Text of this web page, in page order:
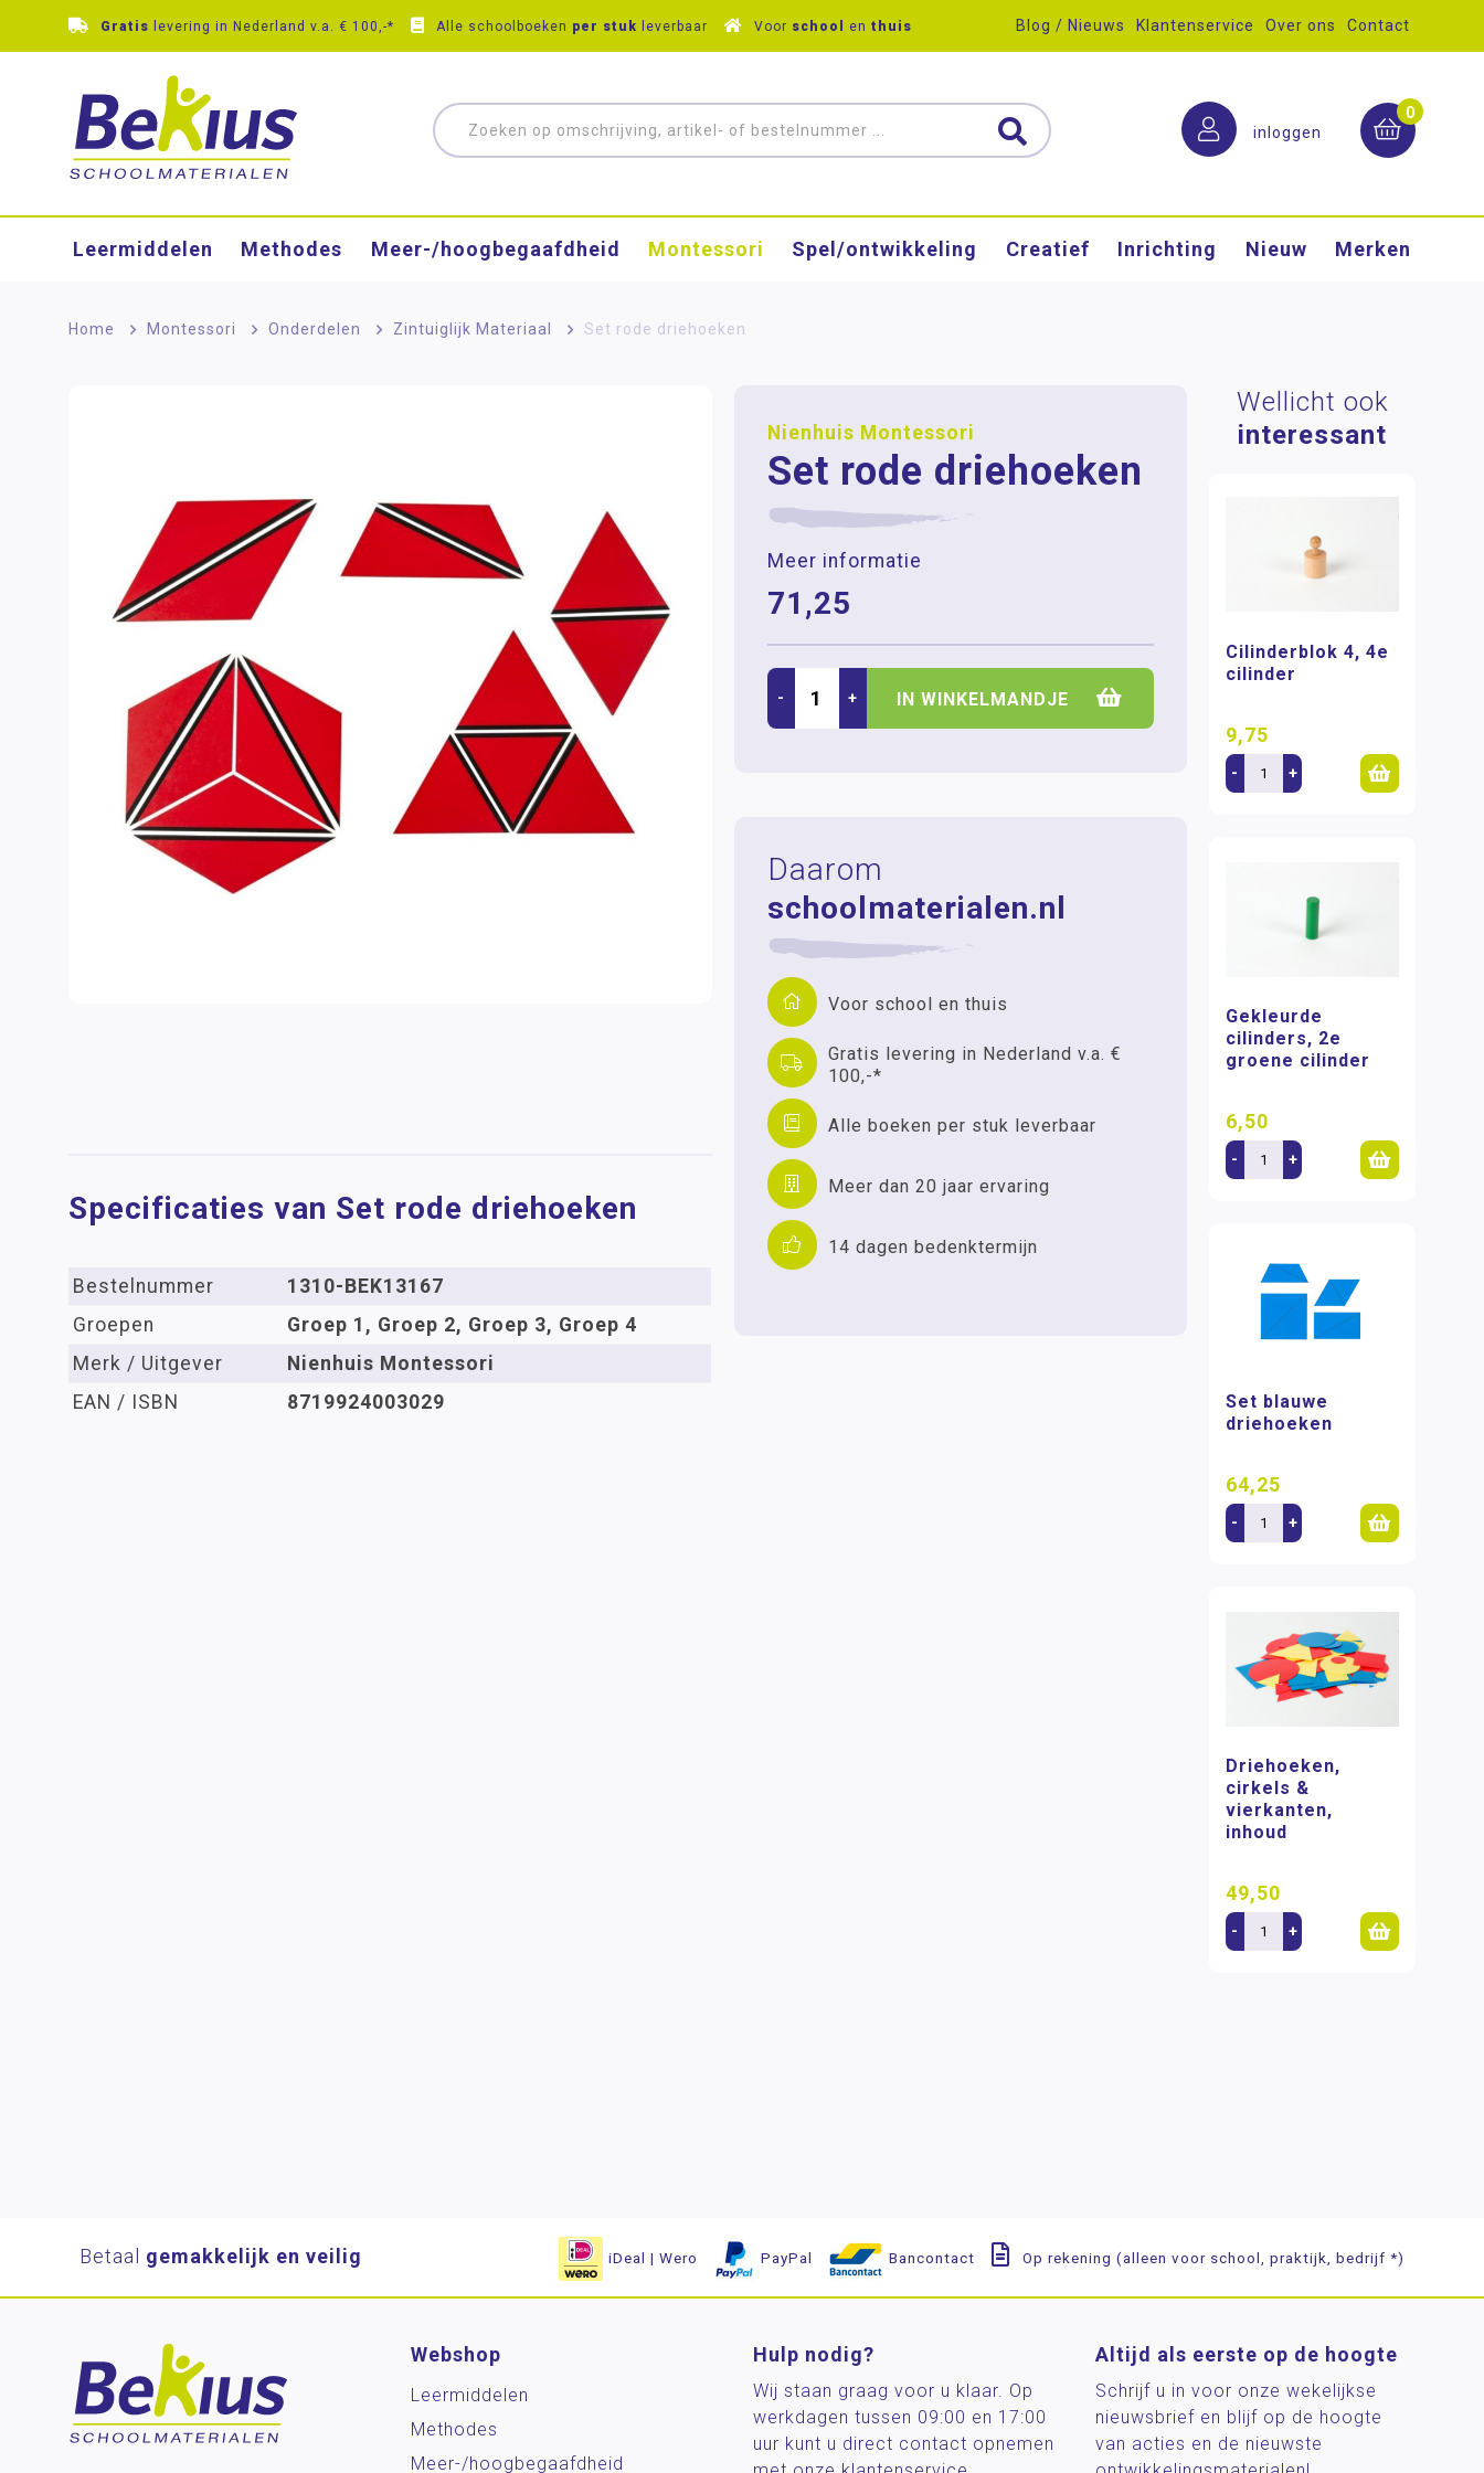
Gratis levering in Nederland v.a. € 100,-* Alle schoolboeken per stuk leverbaar Voor school en thuis Blog / Nieuws Klantenservice Over ons Contact
inloggen
0
Leermiddelen Methodes Meer-/hoog­begaafdheid Montessori Spel/ontwikkeling Creatief Inrichting Nieuw Merken
Home > Montessori > Onderdelen > Zintuiglijk Materiaal > Set rode driehoeken
Nienhuis Montessori
Set rode driehoeken
Meer informatie
71,25
- + IN WINKELMANDJE
Daarom
schoolmaterialen.nl
Voor school en thuis
Gratis levering in Nederland v.a. €
100,-*
Alle boeken per stuk leverbaar
Meer dan 20 jaar ervaring
14 dagen bedenktermijn
Specificaties van Set rode driehoeken
Bestelnummer
1310-BEK13167
Groepen
Groep 1, Groep 2, Groep 3, Groep 4
Merk / Uitgever
Nienhuis Montessori
EAN / ISBN
8719924003029
Wellicht ook
interessant
Cilinderblok 4, 4e
cilinder
9,75
- +
Gekleurde
cilinders, 2e
groene cilinder
6,50
- +
Set blauwe
driehoeken
64,25
- +
Driehoeken,
cirkels &
vierkanten,
inhoud
49,50
- +
Betaal gemakkelijk en veilig iDeal | Wero PayPal Bancontact Op rekening (alleen voor school, praktijk, bedrijf *)
Webshop
Leermiddelen
Methodes
Meer-/hoog­begaafdheid
Hulp nodig?
Wij staan graag voor u klaar. Op
werkdagen tussen 09:00 en 17:00
uur kunt u direct contact opnemen
Altijd als eerste op de hoogte
Schrijf u in voor onze wekelijkse
nieuwsbrief en blijf op de hoogte
van acties en de nieuwste